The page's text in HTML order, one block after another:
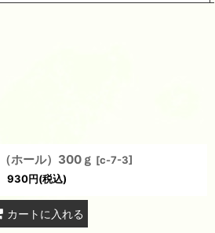
ホール）300ｇ [c-7-3]
930円(税込)
カートに入れる